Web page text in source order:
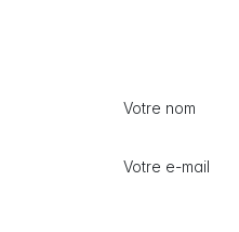
Votre nom
Votre e-mail